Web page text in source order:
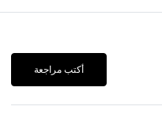
أكتب مراجعة